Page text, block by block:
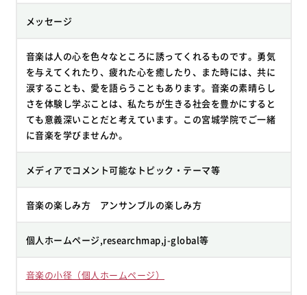
メッセージ
音楽は人の心を色々なところに誘ってくれるものです。勇気
を与えてくれたり、疲れた心を癒したり、また時には、共に
涙することも、愛を語らうこともあります。音楽の素晴らし
さを体験し学ぶことは、私たちが生きる社会を豊かにすると
ても意義深いことだと考えています。この宮城学院でご一緒
に音楽を学びませんか。
メディアでコメント可能なトピック・テーマ等
音楽の楽しみ方 アンサンブルの楽しみ方
個人ホームページ,researchmap,j-global等
音楽の小径（個人ホームページ）